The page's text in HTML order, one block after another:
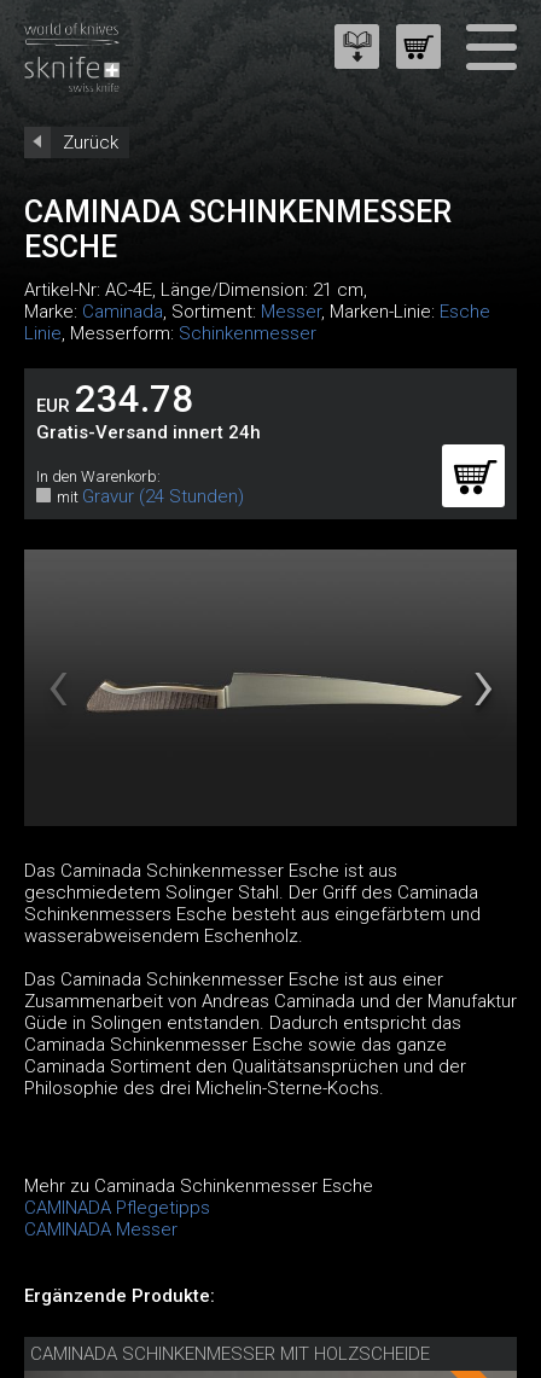
Zurück
CAMINADA SCHINKENMESSER
ESCHE
Artikel-Nr: AC-4E, Länge/Dimension: 21 cm,
Marke: Caminada, Sortiment: Messer, Marken-Linie: Esche
Linie, Messerform: Schinkenmesser
EUR 234.78
Gratis-Versand innert 24h
In den Warenkorb:
mit Gravur (24 Stunden)
Das Caminada Schinkenmesser Esche ist aus
geschmiedetem Solinger Stahl. Der Griff des Caminada
Schinkenmessers Esche besteht aus eingefärbtem und
wasserabweisendem Eschenholz.
Das Caminada Schinkenmesser Esche ist aus einer
Zusammenarbeit von Andreas Caminada und der Manufaktur
Güde in Solingen entstanden. Dadurch entspricht das
Caminada Schinkenmesser Esche sowie das ganze
Caminada Sortiment den Qualitätsansprüchen und der
Philosophie des drei Michelin-Sterne-Kochs.
Mehr zu Caminada Schinkenmesser Esche
CAMINADA Pflegetipps
CAMINADA Messer
Ergänzende Produkte:
CAMINADA SCHINKENMESSER MIT HOLZSCHEIDE